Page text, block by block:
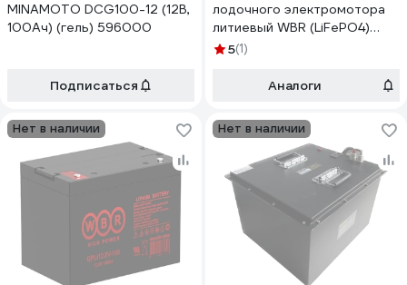
MINAMOTO DCG100-12 (12В,
100Ач) (гель) 596000
Подписаться
лодочного электромотора
литиевый WBR (LiFePO4)
MBLi12-100 12В, 100 Ач
5(1)
Аналоги
Нет в наличии Нет в наличии